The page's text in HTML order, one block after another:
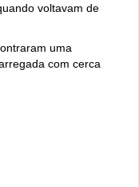
voltavam de
uma
com cerca